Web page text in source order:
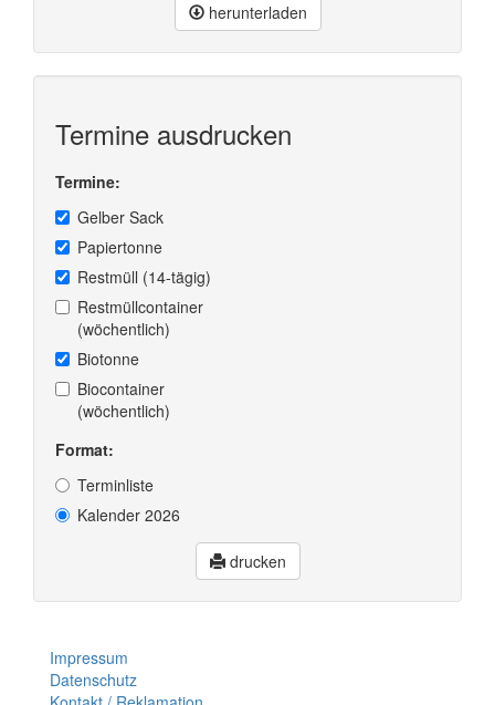
herunterladen
Termine ausdrucken
Termine:
Gelber Sack
Papiertonne
Restmüll (14-tägig)
Restmüllcontainer
(wöchentlich)
Biotonne
Biocontainer
(wöchentlich)
Format:
Terminliste
Kalender 2026
drucken
Impressum
Datenschutz